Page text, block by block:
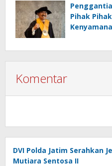
Pihak
Komentar
DVI Polda Jatim Serahkan
Mutiara Sentosa II